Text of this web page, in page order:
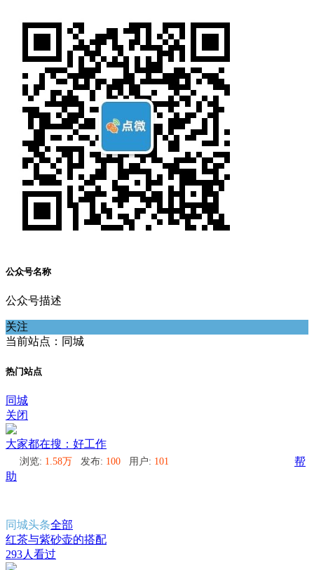
公众号名称
公众号描述
关注
当前站点：同城
热门站点
同城
关闭
大家都在搜：好工作
浏览: 1.58万 发布: 100 用户: 101
帮
助
同城头条全部
红茶与紫砂壶的搭配
293人看过